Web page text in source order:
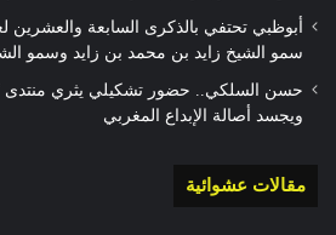
أبوظبي تحتفي بالذكرى السابعة والعشرين
سمو الشيخ زايد بن محمد بن زايد وسمو
حسن السلكي.. حضور تشكيلي يثري منتدى
ويجسد أصالة الإبداع المغربي
مقالات عشوائية